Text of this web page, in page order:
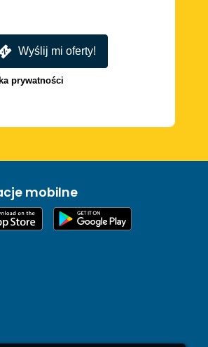
Wyślij mi oferty!
prywatności
mobilne